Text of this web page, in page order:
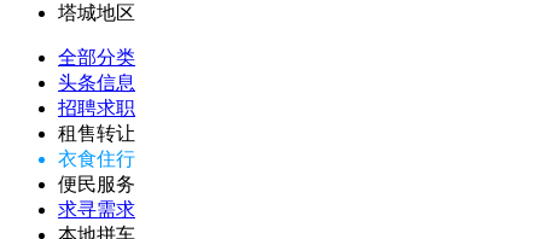
塔城地区
全部分类
头条信息
招聘求职
租售转让
衣食住行
便民服务
求寻需求
本地拼车